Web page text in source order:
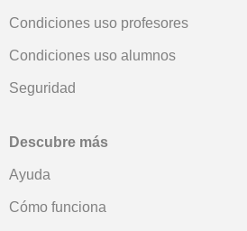
Condiciones uso profesores
Condiciones uso alumnos
Seguridad
Descubre más
Ayuda
Cómo funciona